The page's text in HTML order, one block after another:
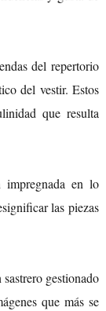
del repertorio
del vestir. Estos
que resulta
impregnada en lo
las piezas
gestionado
que más se